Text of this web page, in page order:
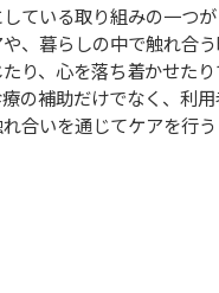
ている取り組みの一つ
、暮らしの中で触れ合
り、心を落ち着かせた
の補助だけでなく、利
合いを通じてケアを行う